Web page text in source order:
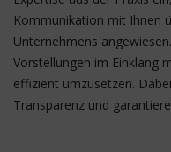
Kommunikation mit Ihnen
Unternehmens
Vorstellungen im Einklang
effizient umzusetzen.
Transparenz und